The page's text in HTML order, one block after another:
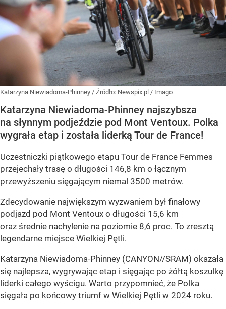
Katarzyna Niewiadoma-Phinney / Źródło: Newspix.pl / Imago
Katarzyna Niewiadoma-Phinney najszybsza
na słynnym podjeździe pod Mont Ventoux. Polka
wygrała etap i została liderką Tour de France!
Uczestniczki piątkowego etapu Tour de France Femmes
przejechały trasę o długości 146,8 km o łącznym
przewyższeniu sięgającym niemal 3500 metrów.
Zdecydowanie największym wyzwaniem był finałowy
podjazd pod Mont Ventoux o długości 15,6 km
oraz średnie nachylenie na poziomie 8,6 proc. To zresztą
legendarne miejsce Wielkiej Pętli.
Katarzyna Niewiadoma-Phinney (CANYON//SRAM) okazała
się najlepsza, wygrywając etap i sięgając po żółtą koszulkę
liderki całego wyścigu. Warto przypomnieć, że Polka
sięgała po końcowy triumf w Wielkiej Pętli w 2024 roku.